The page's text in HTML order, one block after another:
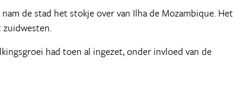
de stad het stokje over van Ilha de Mozambique. Het
had toen al ingezet, onder invloed van de